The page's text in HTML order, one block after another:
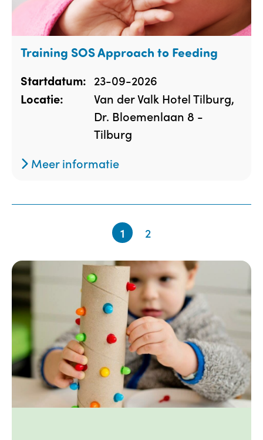
Training SOS Approach to Feeding
Startdatum: 23-09-2026
Locatie:
Van der Valk Hotel Tilburg,
Dr. Bloemenlaan 8 -
Tilburg
Meer informatie
1 2